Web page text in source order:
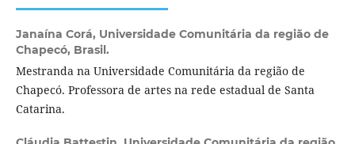
Janaína Corá, Universidade Comunitária da região de
Chapecó, Brasil.
Mestranda na Universidade Comunitária da região de
Chapecó. Professora de artes na rede estadual de Santa
Catarina.